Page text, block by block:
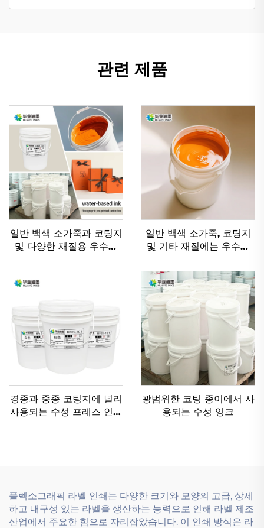
관련 제품
일반 백색 소가죽과 코팅지
및 다양한 재질용 우수한
일반 백색 소가죽, 코팅지
및 기타 재질에는 우수한
적용 가능합니다.
경종과 중종 코팅지에 널리
사용되는 수성 프레스 인쇄
광범위한 코팅 종이에서 사
용되는 수성 잉크
플렉소그래픽 라벨 인쇄는 다양한 크기와 모양의 고급, 상세
하고 내구성 있는 라벨을 생산하는 능력으로 인해 라벨 제조
산업에서 주요한 힘으로 자리잡았습니다. 이 인쇄 방식은 라